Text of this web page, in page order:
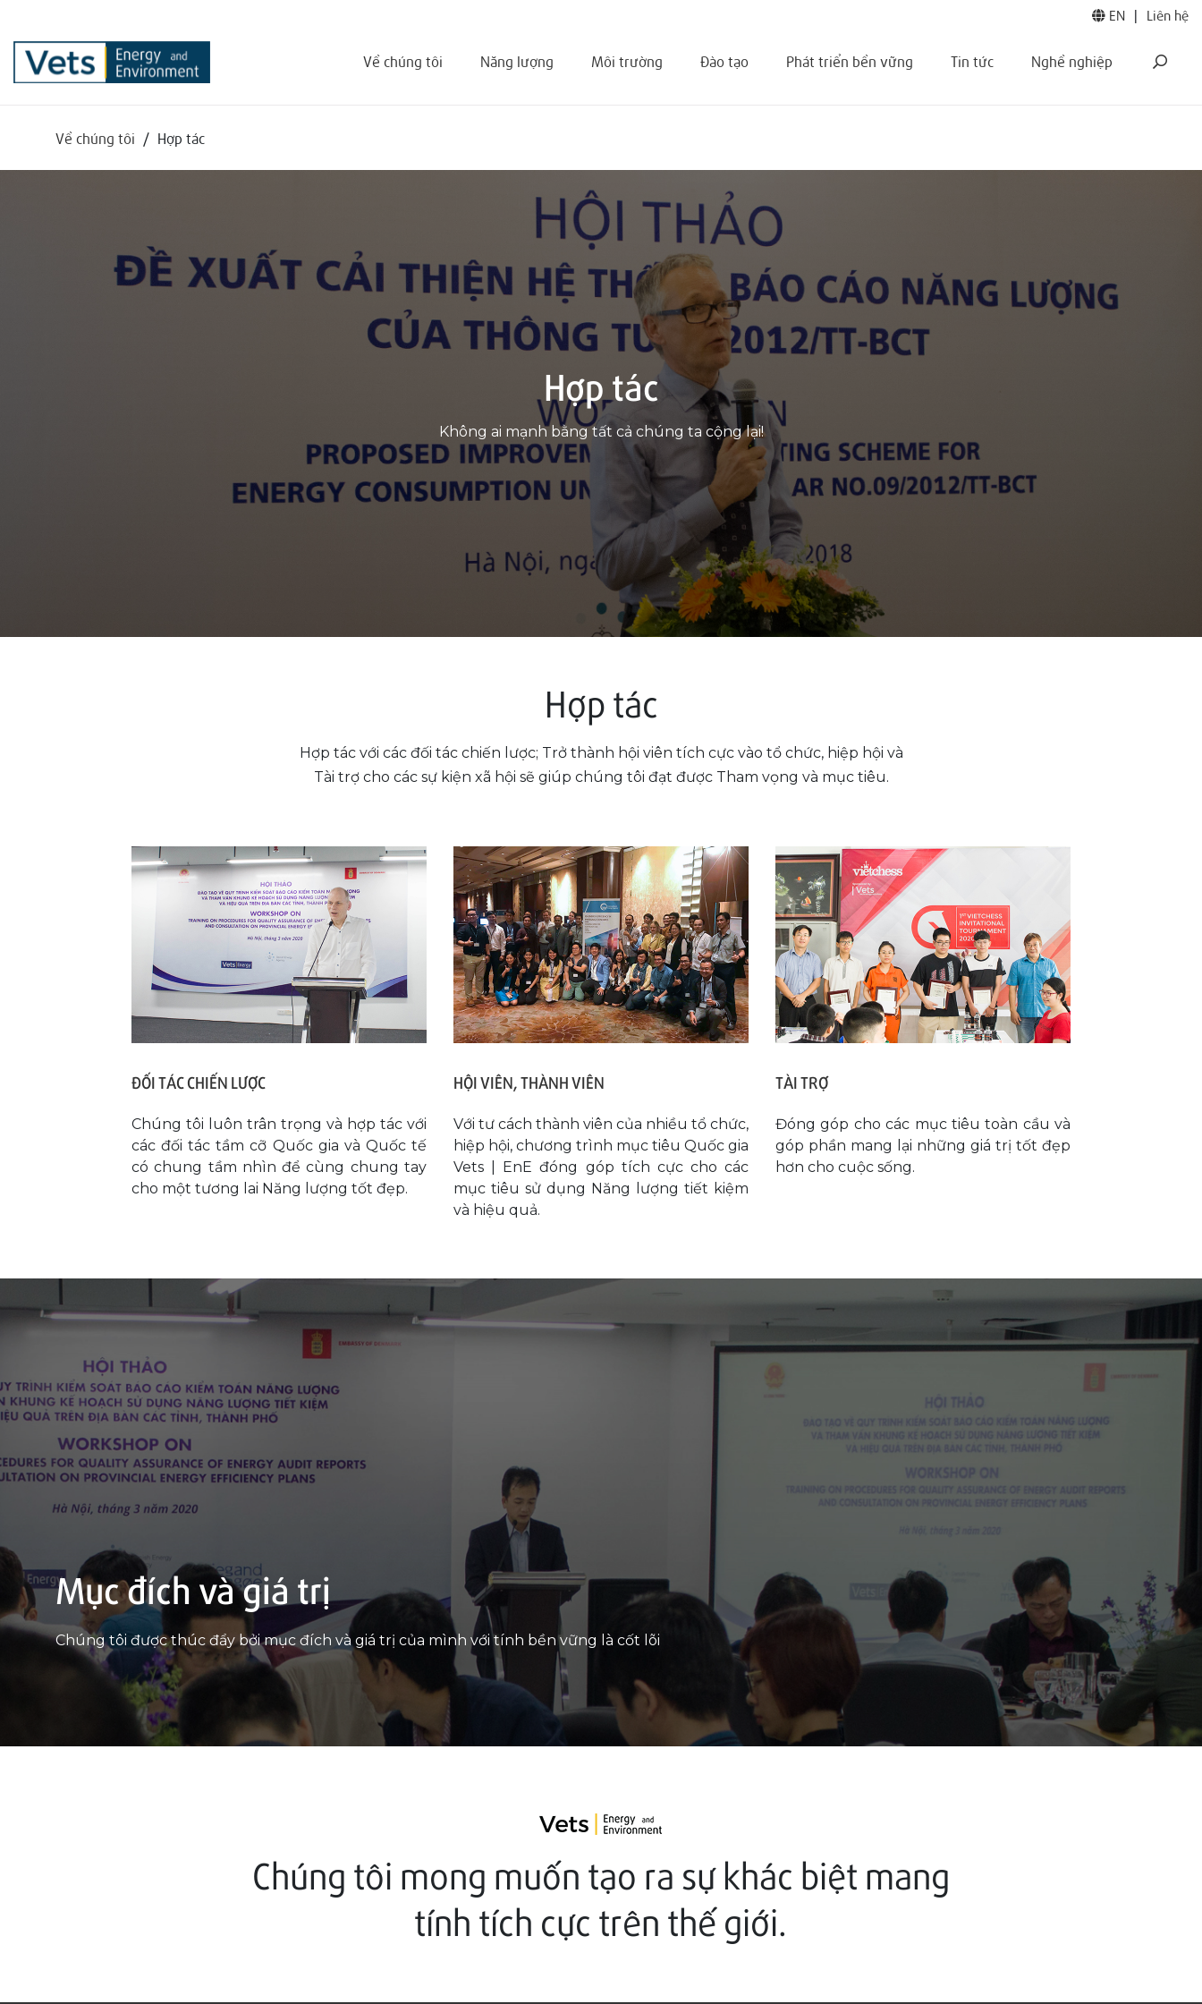
EN | Liên hệ
Về chúng tôi Năng lượng Môi trường Đào tạo Phát triển bền vững Tin tức Nghề nghiệp
Về chúng tôi / Hợp tác
Hợp tác
Không ai mạnh bằng tất cả chúng ta cộng lại!
Hợp tác
Hợp tác với các đối tác chiến lược; Trở thành hội viên tích cực vào tổ chức, hiệp hội và
Tài trợ cho các sự kiện xã hội sẽ giúp chúng tôi đạt được Tham vọng và mục tiêu.
ĐỐI TÁC CHIẾN LƯỢC
Chúng tôi luôn trân trọng và hợp tác với
các đối tác tầm cỡ Quốc gia và Quốc tế
có chung tầm nhìn để cùng chung tay
cho một tương lai Năng lượng tốt đẹp.
HỘI VIÊN, THÀNH VIÊN
Với tư cách thành viên của nhiều tổ chức,
hiệp hội, chương trình mục tiêu Quốc gia
Vets | EnE đóng góp tích cực cho các
mục tiêu sử dụng Năng lượng tiết kiệm
và hiệu quả.
TÀI TRỢ
Đóng góp cho các mục tiêu toàn cầu và
góp phần mang lại những giá trị tốt đẹp
hơn cho cuộc sống.
Mục đích và giá trị
Chúng tôi được thúc đẩy bởi mục đích và giá trị của mình với tính bền vững là cốt lõi
Chúng tôi mong muốn tạo ra sự khác biệt mang
tính tích cực trên thế giới.